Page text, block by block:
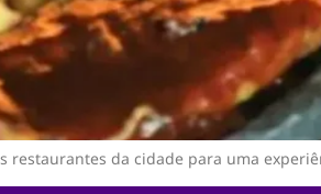
restaurantes da cidade para uma